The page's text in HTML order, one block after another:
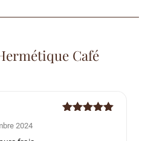
Café
2024